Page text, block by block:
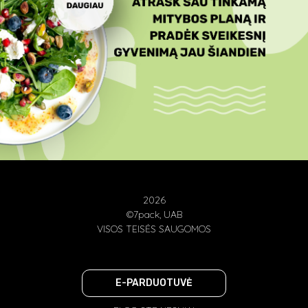
2026
©7pack, UAB
VISOS TEISĖS SAUGOMOS
E-PARDUOTUVĖ